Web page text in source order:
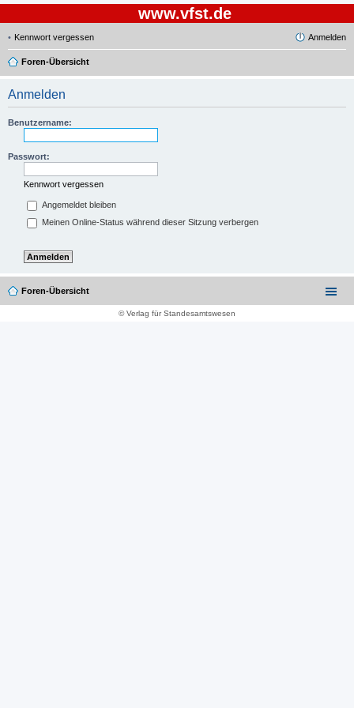
www.vfst.de
Kennwort vergessen Anmelden
Foren-Übersicht
Anmelden
Benutzername:
Passwort:
Kennwort vergessen
Angemeldet bleiben
Meinen Online-Status während dieser Sitzung verbergen
Foren-Übersicht
© Verlag für Standesamtswesen